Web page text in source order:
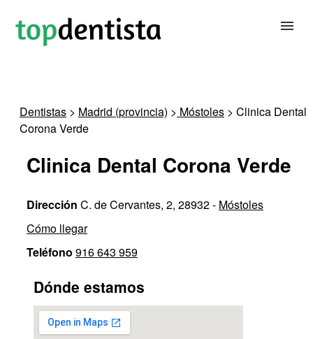
PARA CLÍNICAS DENTALES
CONTACTAR
Dentistas > Madrid (provincia) > Móstoles > Clinica Dental
Corona Verde
Clinica Dental Corona Verde
Dirección C. de Cervantes, 2, 28932 - Móstoles
Cómo llegar
Teléfono 916 643 959
Dónde estamos